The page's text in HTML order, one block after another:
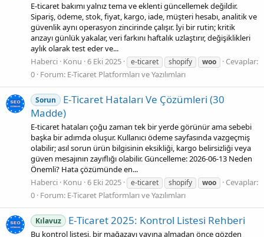
E-ticaret bakımı yalnız tema ve eklenti güncellemek değildir.
Sipariş, ödeme, stok, fiyat, kargo, iade, müşteri hesabı, analitik ve
güvenlik aynı operasyon zincirinde çalışır. İyi bir rutin; kritik
arızayı günlük yakalar, veri farkını haftalık uzlaştırır, değişiklikleri
aylık olarak test eder ve...
Haberci Konu 6 Eki 2025 e-ticaret shopify woo
Cevaplar:
0 Forum: E-Ticaret Platformları ve Yazılımları
Sorun
E‑Ticaret Hataları Ve Çözümleri (30
Madde)
E-ticaret hataları çoğu zaman tek bir yerde görünür ama sebebi
başka bir adımda oluşur. Kullanıcı ödeme sayfasında vazgeçmiş
olabilir; asıl sorun ürün bilgisinin eksikliği, kargo belirsizliği veya
güven mesajının zayıflığı olabilir. Güncelleme: 2026-06-13 Neden
Önemli? Hata çözümünde en...
Haberci Konu 6 Eki 2025 e-ticaret shopify woo
Cevaplar:
0 Forum: E-Ticaret Platformları ve Yazılımları
Kılavuz E‑Ticaret 2025: Kontrol Listesi Rehberi
Bu kontrol listesi, bir mağazayı yayına almadan önce gözden